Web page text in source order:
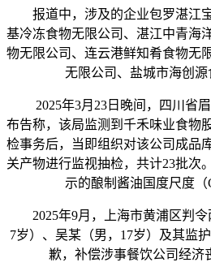
报道中，涉及的企业包罗湛江宝
基冷冻食物无限公司、湛江中青海
物无限公司、连云港鲜知肴食物无
无限公司、盐城市海创源
2025年3月23日晚间，四川省眉
布告称，该局监测到千禾味业食物
检事务后，当即组织对该公司成品
关产物进行监视抽检，共计23批次
示的酿制酱油国度尺度（
2025年9月，上海市黄浦区判令
7岁）、吴某（男，17岁）及其监
歉，补偿涉事餐饮公司经济